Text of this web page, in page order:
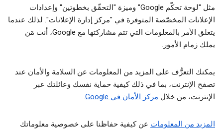
مثل "لوحة تحكّم Google" وميزة "التحقّق بخطوتين" وإعدادات
الإعلانات المخصّصة المتوفرة في "مركز إدارة الإعلانات". لذلك عندما
يتعلق الأمر بالمعلومات التي تتم مشاركتها مع Google، أنت مَن
يملك زمام الأمور.
يمكنك التعرُّف على المزيد من المعلومات عن السلامة والأمان عند
تصفح الإنترنت، بما في ذلك كيفية حماية نفسك وعائلتك عبر
الإنترنت، من خلال مركز الأمان في Google .
المزيد من المعلومات عن كيفية حفاظنا على خصوصية معلوماتك